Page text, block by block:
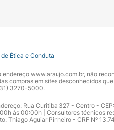
Ética e Conduta
endereço www.araujo.com.br, não
compras em sites desconhecidos
3270-5000.
Rua Curitiba 327 - Centro -
às 00:00h | Consultores técnicos
Thiago Aguiar Pinheiro - CRF Nº